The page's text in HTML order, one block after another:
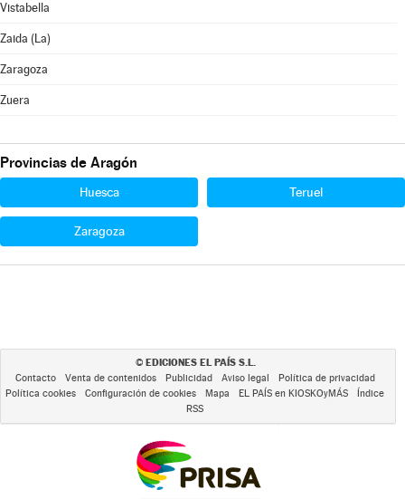
Vistabella
Zaida (La)
Zaragoza
Zuera
Provincias de Aragón
Huesca Teruel
Zaragoza
© EDICIONES EL PAÍS S.L.
Contacto Venta de contenidos Publicidad Aviso legal
Política de privacidad
Política cookies
Configuración de cookies Mapa EL PAÍS en KIOSKOyMÁS
Índice
RSS